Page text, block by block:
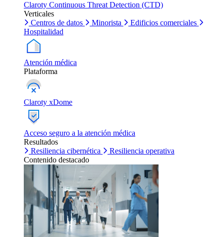
Claroty Continuous Threat Detection (CTD)
Verticales
Centros de datos
Minorista
Edificios comerciales
Hospitalidad
Atención médica
Plataforma
Claroty xDome
Acceso seguro a la atención médica
Resultados
Resiliencia cibernética
Resiliencia operativa
Contenido destacado